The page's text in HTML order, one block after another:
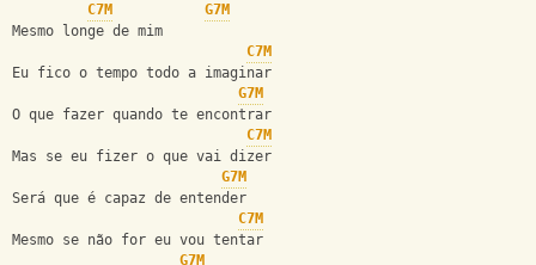
C7M
G7M
Mesmo longe de mim
C7M
Eu fico o tempo todo a imaginar
G7M
O que fazer quando te encontrar
C7M
Mas se eu fizer o que vai dizer
G7M
Será que é capaz de entender
C7M
Mesmo se não for eu vou tentar
G7M